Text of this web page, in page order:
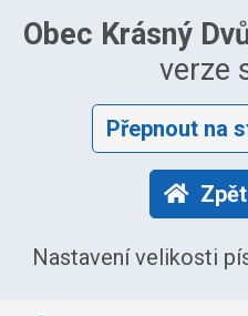
Obec Krásný
verze
Přepnout na
Nastavení velikosti